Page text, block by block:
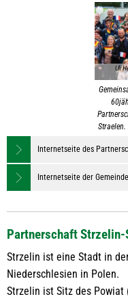
Uli
Straelen.
Internetseite des
Internetseite der
Partnerschaft Strzelin-
Strzelin ist eine Stadt in
Niederschlesien in Polen.
Strzelin ist Sitz des Powiat